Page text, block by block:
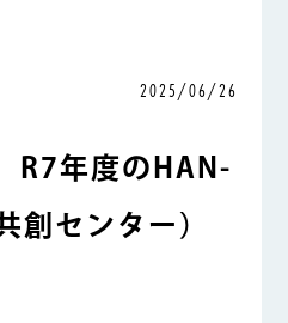
2025/06/26
R7年度のHAN-
創センター）